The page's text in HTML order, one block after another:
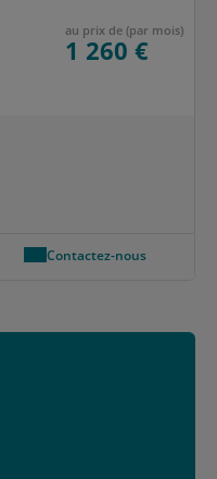
au prix de (par mois)
1 260 €
Contactez-nous